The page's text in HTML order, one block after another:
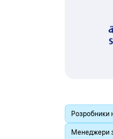
Розробники
Менеджери з